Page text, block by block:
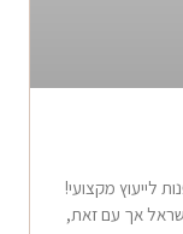
לייעוץ מקצועי!
אך עם זאת,